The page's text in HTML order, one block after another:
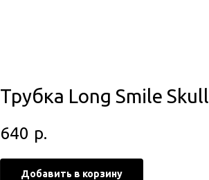
Трубка Long Smile Skull
640 р.
Добавить в корзину